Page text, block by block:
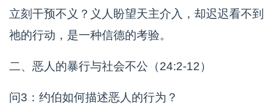
立刻干预不义？义人盼望天主介入，却迟迟看不到
祂的行动，是一种信德的考验。
二、恶人的暴行与社会不公（24:2-12）
问3：约伯如何描述恶人的行为？